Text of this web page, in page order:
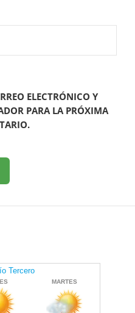
ELECTRÓNICO Y
PARA LA PRÓXIMA